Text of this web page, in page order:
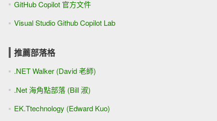
GitHub Copilot 官方文件
Visual Studio Github Copilot Lab
推薦部落格
.NET Walker (David 老師)
.Net 海角點部落 (Bill 淑)
EK.Ttechnology (Edward Kuo)